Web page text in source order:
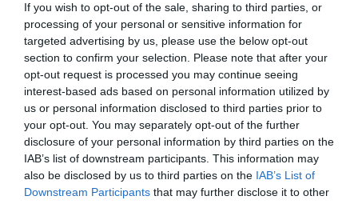
If you wish to opt-out of the sale, sharing to third parties, or
processing of your personal or sensitive information for
targeted advertising by us, please use the below opt-out
section to confirm your selection. Please note that after your
opt-out request is processed you may continue seeing
interest-based ads based on personal information utilized by
us or personal information disclosed to third parties prior to
your opt-out. You may separately opt-out of the further
disclosure of your personal information by third parties on the
IAB’s list of downstream participants. This information may
also be disclosed by us to third parties on the IAB’s List of
Downstream Participants that may further disclose it to other
Απριλίου, στο Hulu), μίλησε για την προσπάθειά
της να εξισορροπήσει υποκριτική και
μητρότητα: «Είσαι όσο το δυνατόν πιο επιεικής
με τον εαυτό σου. Σταματάς να ασχολείσαι με
μικροπράγματακαι εστιάζεις σε εκείνα τα
λίγα που είναι πραγματικάσημαντικάγια
εσένα, όπως στις σημαντικές αξίες με τις οποίες
μπορείς αληθινά να συνδεθείς στην οικογένειά